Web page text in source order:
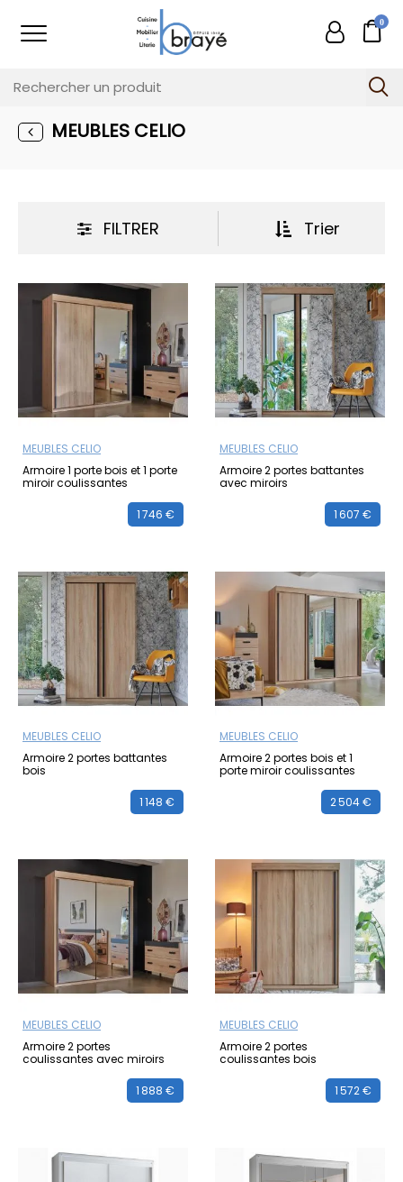
0
MEUBLES CELIO
FILTRER Trier
MEUBLES CELIO
Armoire 1 porte bois et 1 porte
miroir coulissantes
1 746 €
MEUBLES CELIO
Armoire 2 portes battantes
avec miroirs
1 607 €
MEUBLES CELIO
Armoire 2 portes battantes
bois
1 148 €
MEUBLES CELIO
Armoire 2 portes bois et 1
porte miroir coulissantes
2 504 €
MEUBLES CELIO
Armoire 2 portes
coulissantes avec miroirs
1 888 €
MEUBLES CELIO
Armoire 2 portes
coulissantes bois
1 572 €